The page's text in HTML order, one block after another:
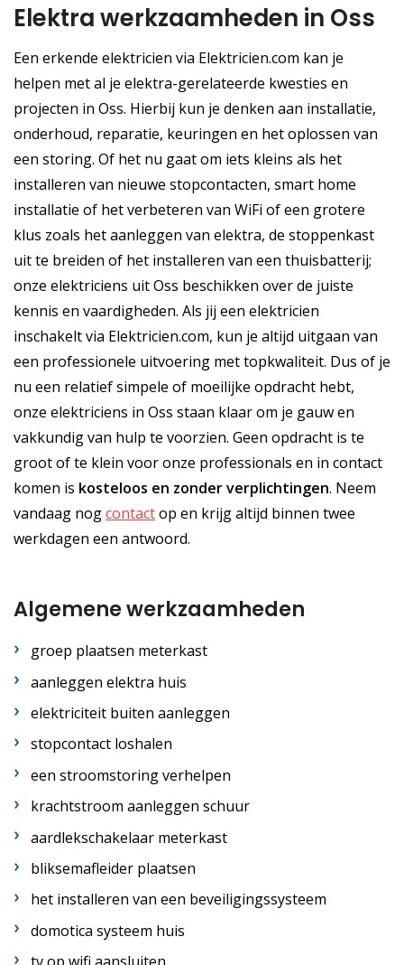
Elektra werkzaamheden in Oss
Een erkende elektricien via Elektricien.com kan je
helpen met al je elektra-gerelateerde kwesties en
projecten in Oss. Hierbij kun je denken aan installatie,
onderhoud, reparatie, keuringen en het oplossen van
een storing. Of het nu gaat om iets kleins als het
installeren van nieuwe stopcontacten, smart home
installatie of het verbeteren van WiFi of een grotere
klus zoals het aanleggen van elektra, de stoppenkast
uit te breiden of het installeren van een thuisbatterij;
onze elektriciens uit Oss beschikken over de juiste
kennis en vaardigheden. Als jij een elektricien
inschakelt via Elektricien.com, kun je altijd uitgaan van
een professionele uitvoering met topkwaliteit. Dus of je
nu een relatief simpele of moeilijke opdracht hebt,
onze elektriciens in Oss staan klaar om je gauw en
vakkundig van hulp te voorzien. Geen opdracht is te
groot of te klein voor onze professionals en in contact
komen is kosteloos en zonder verplichtingen. Neem
vandaag nogcontactop en krijg altijd binnen twee
werkdagen een antwoord.
Algemene werkzaamheden
groep plaatsen meterkast
aanleggen elektra huis
elektriciteit buiten aanleggen
stopcontact loshalen
een stroomstoring verhelpen
krachtstroom aanleggen schuur
aardlekschakelaar meterkast
bliksemafleider plaatsen
het installeren van een beveiligingssysteem
domotica systeem huis